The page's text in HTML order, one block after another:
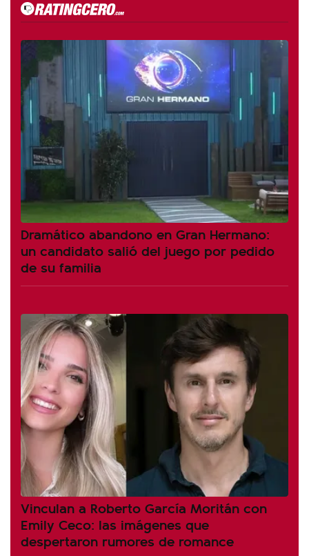
Dramático abandono en Gran Hermano:
un candidato salió del juego por pedido
de su familia
Vinculan a Roberto García Moritán con
Emily Ceco: las imágenes que
despertaron rumores de romance